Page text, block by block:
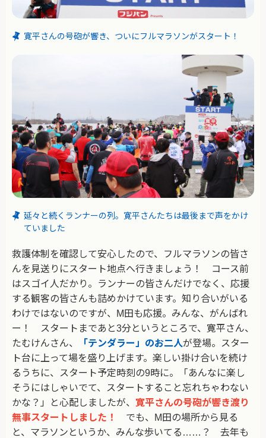
寛平さんの号砲が響き、ついにフルマラソンがスタート！
延々と続くランナーの列。寛平さんたちは最後まで声をかけ
ていました
救護体制を確認して安心したので、フルマラソンの皆さ
んを見送りにスタート地点へ行きましょう！ コース前
はスゴイ人だかり。ランナーの皆さんだけでなく、応援
する観客の皆さんも詰めかけています。知り合いがいる
わけではないのですが、M田も応援。みんな、がんばれ
ー！ スタートまであと3分というところで、寛平さん、
たむけんさん、
「テンダラー」のお二人が登場。スター
ト台に上って場を盛り上げます。楽しい掛け合いを続け
るうちに、スタート予定時刻の9時に。「あんなに楽し
そうにはしゃいでて、スタートすること忘れちゃわない
かな？」と心配しましたが、 寛平さんの号砲が響き渡り
無事スタートしました！
でも、M田の場所から見る
と、マラソンというか、みんな歩いてる……？ 去年も